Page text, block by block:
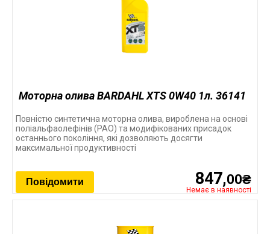
Моторна олива BARDAHL XTS 0W40 1л. 36141
Повністю синтетична моторна олива, вироблена на основі
поліальфаолефінів (PAO) та модифікованих присадок
останнього покоління, які дозволяють досягти
максимальної продуктивності
847,00₴
Немає в наявності
Повідомити